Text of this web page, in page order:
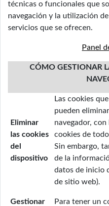
técnicas o funcionales que
navegación y la utilización
servicios que se ofrecen.
Panel
CÓMO GESTIONAR
Eliminar
las cookies
del
dispositivo
Las cookies
pueden
navegador,
cookies de
Sin embargo,
de la
datos de inicio
de sitio web).
Gestionar
Para tener un